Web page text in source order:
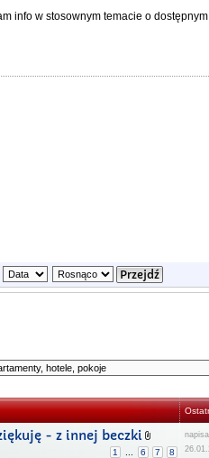
info w stosownym temacie o
- z innej beczki
1 6 7 8